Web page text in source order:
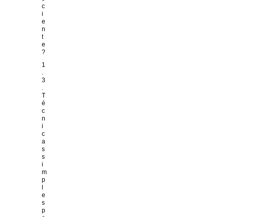
c
i
e
n
t
e
?
1
.
3
.
T
é
c
n
i
c
a
s
s
i
m
p
e
s
p